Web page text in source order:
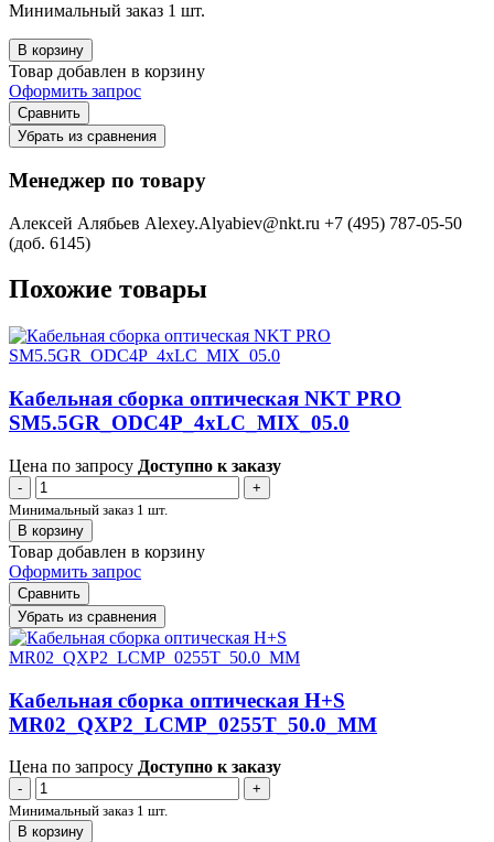
Минимальный заказ 1 шт.
В корзину
Товар добавлен в корзину
Оформить запрос
Сравнить
Убрать из сравнения
Менеджер по товару
Алексей Алябьев Alexey.Alyabiev@nkt.ru +7 (495) 787-05-50
(доб. 6145)
Похожие товары
Кабельная сборка оптическая NKT PRO
SM5.5GR_ODC4P_4xLC_MIX_05.0
Цена по запросу Доступно к заказу
-
+
Минимальный заказ 1 шт.
В корзину
Товар добавлен в корзину
Оформить запрос
Сравнить
Убрать из сравнения
Кабельная сборка оптическая H+S
MR02_QXP2_LCMP_0255T_50.0_MM
Цена по запросу Доступно к заказу
-
+
Минимальный заказ 1 шт.
В корзину